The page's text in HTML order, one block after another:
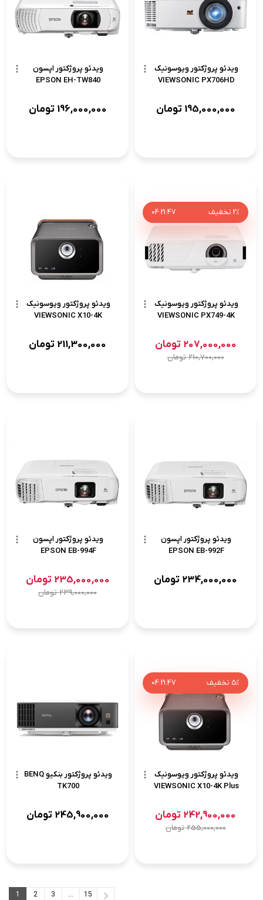
ویدئو پروژکتور ویوسونیک
VIEWSONIC PX706HD
195,000,000 تومان
ویدئو پروژکتور اپسون
EPSON EH-TW840
196,000,000 تومان
تخفیف 2%
04:21:46
ویدئو پروژکتور ویوسونیک
VIEWSONIC PX749-4K
207,000,000 تومان
210,700,000تومان
ویدئو پروژکتور ویوسونیک
VIEWSONIC X10-4K
211,300,000 تومان
ویدئو پروژکتور اپسون
EPSON EB-992F
234,000,000 تومان
ویدئو پروژکتور اپسون
EPSON EB-994F
235,000,000 تومان
239,000,000تومان
تخفیف 5%
04:21:46
ویدئو پروژکتور ویوسونیک
VIEWSONIC X10-4K Plus
242,900,000 تومان
255,000,000تومان
ویدئو پروژکتور بنکیو BENQ
TK700
245,900,000 تومان
1 2 3 ...
15